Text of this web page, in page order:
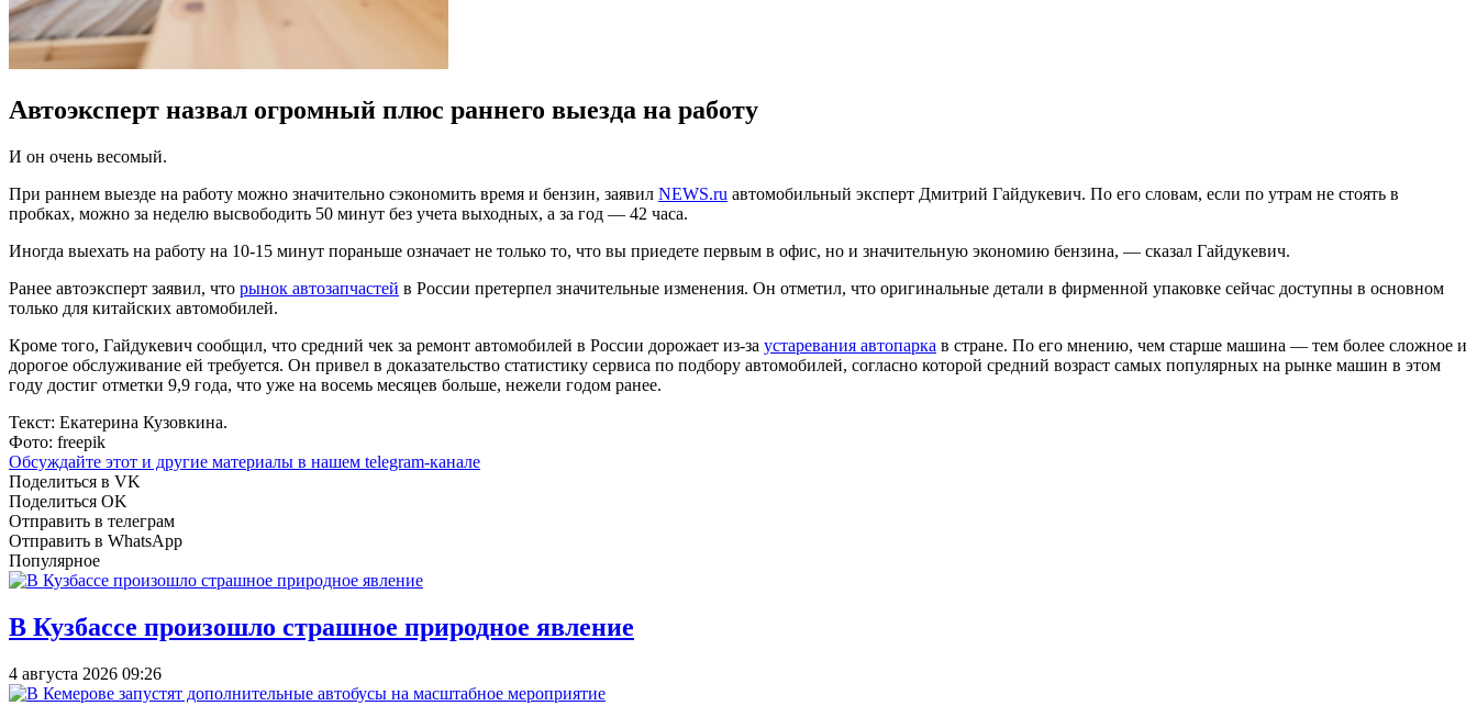
Автоэксперт назвал огромный плюс раннего выезда на работу
И он очень весомый.
При раннем выезде на работу можно значительно сэкономить время и бензин, заявил NEWS.ru автомобильный эксперт Дмитрий Гайдукевич. По его словам, если по утрам не стоять в
пробках, можно за неделю высвободить 50 минут без учета выходных, а за год — 42 часа.
Иногда выехать на работу на 10-15 минут пораньше означает не только то, что вы приедете первым в офис, но и значительную экономию бензина, — сказал Гайдукевич.
Ранее автоэксперт заявил, что рынок автозапчастей в России претерпел значительные изменения. Он отметил, что оригинальные детали в фирменной упаковке сейчас доступны в основном
только для китайских автомобилей.
Кроме того, Гайдукевич сообщил, что средний чек за ремонт автомобилей в России дорожает из-за устаревания автопарка в стране. По его мнению, чем старше машина — тем более сложное и
дорогое обслуживание ей требуется. Он привел в доказательство статистику сервиса по подбору автомобилей, согласно которой средний возраст самых популярных на рынке машин в этом
году достиг отметки 9,9 года, что уже на восемь месяцев больше, нежели годом ранее.
Текст: Екатерина Кузовкина.
Фото: freepik
Обсуждайте этот и другие материалы в нашем telegram-канале
Поделиться в VK
Поделиться OK
Отправить в телеграм
Отправить в WhatsApp
Популярное
В Кузбассе произошло страшное природное явление
4 августа 2026 09:26